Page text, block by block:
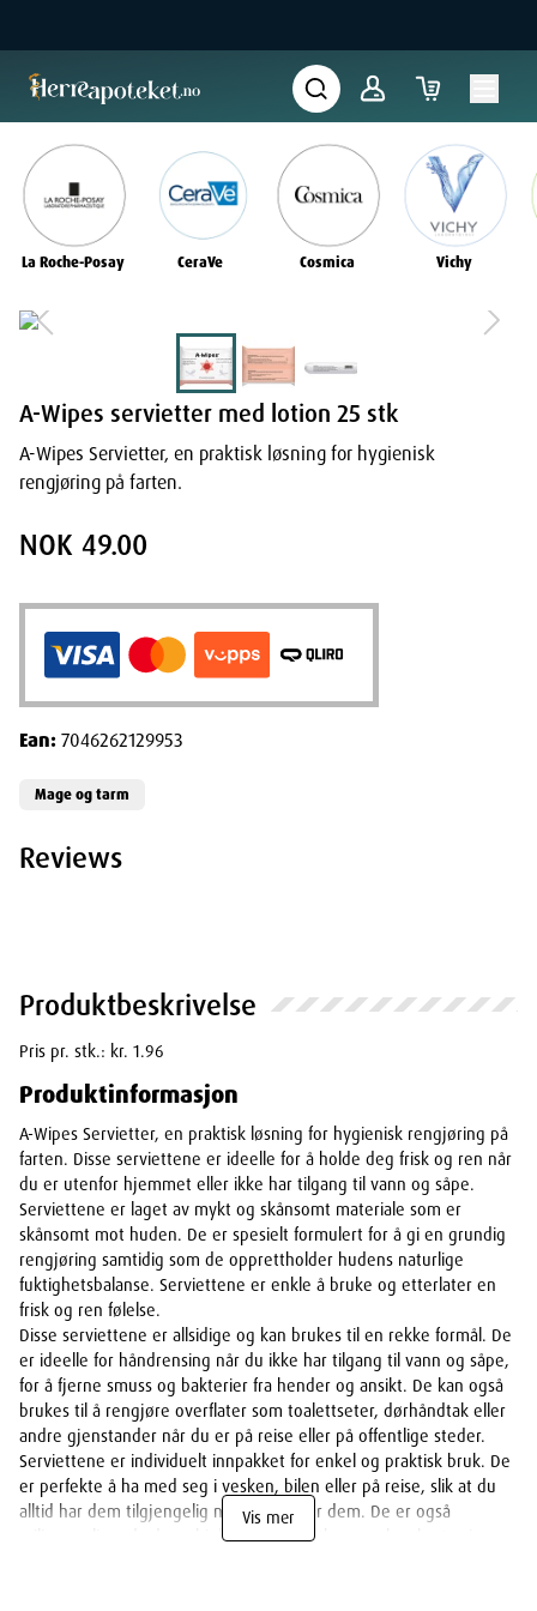
La Roche-Posay CeraVe Cosmica Vichy
Produktbeskrivelse
Pris pr. stk.: kr. 1.96
Produktinformasjon
A-Wipes Servietter, en praktisk løsning for hygienisk rengjøring på
farten. Disse serviettene er ideelle for å holde deg frisk og ren når
du er utenfor hjemmet eller ikke har tilgang til vann og såpe.
Serviettene er laget av mykt og skånsomt materiale som er
skånsomt mot huden. De er spesielt formulert for å gi en grundig
rengjøring samtidig som de opprettholder hudens naturlige
fuktighetsbalanse. Serviettene er enkle å bruke og etterlater en
frisk og ren følelse.
Disse serviettene er allsidige og kan brukes til en rekke formål. De
er ideelle for håndrensing når du ikke har tilgang til vann og såpe,
for å fjerne smuss og bakterier fra hender og ansikt. De kan også
brukes til å rengjøre overflater som toalettseter, dørhåndtak eller
andre gjenstander når du er på reise eller på offentlige steder.
Serviettene er individuelt innpakket for enkel og praktisk bruk. De
er perfekte å ha med seg i vesken, bilen eller på reise, slik at du
alltid har dem tilgjengelig når du trenger dem. De er også
miljøvennlige, da de er biologisk nedbrytbare og kan kastes i
Vis mer
A-Wipes servietter med lotion 25 stk
A-Wipes Servietter, en praktisk løsning for hygienisk
rengjøring på farten.
NOK 49.00
Ean:7046262129953
Mage og tarm
Reviews